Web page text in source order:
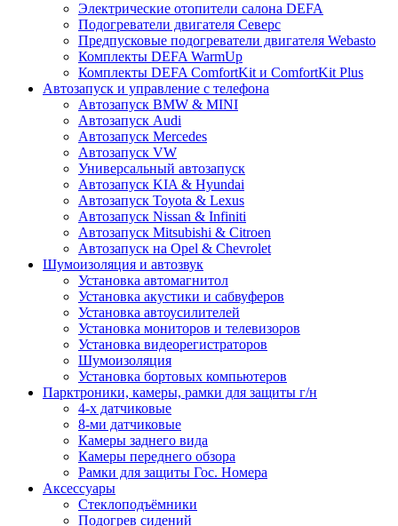
Электрические отопители салона DEFA
Подогреватели двигателя Северс
Предпусковые подогреватели двигателя Webasto
Комплекты DEFA WarmUp
Комплекты DEFA ComfortKit и ComfortKit Plus
Автозапуск и управление с телефона
Автозапуск BMW & MINI
Автозапуск Audi
Автозапуск Mercedes
Автозапуск VW
Универсальный автозапуск
Автозапуск KIA & Hyundai
Автозапуск Toyota & Lexus
Автозапуск Nissan & Infiniti
Автозапуск Mitsubishi & Citroen
Автозапуск на Opel & Chevrolet
Шумоизоляция и автозвук
Установка автомагнитол
Установка акустики и сабвуферов
Установка автоусилителей
Установка мониторов и телевизоров
Установка видеорегистраторов
Шумоизоляция
Установка бортовых компьютеров
Парктроники, камеры, рамки для защиты г/н
4-х датчиковые
8-ми датчиковые
Камеры заднего вида
Камеры переднего обзора
Рамки для защиты Гос. Номера
Аксессуары
Стеклоподъёмники
Подогрев сидений